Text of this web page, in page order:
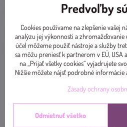
Skladom
Zobraziť
Predvoľby
Cookies používame na zlepšenie vašej
analýzu jej výkonnosti a
účel môžeme použiť nástroje a služby
sa môžu preniesť k partnerom v EÚ,
na „Prijať všetky cookies“ vyjadrujete
Nižšie môžete nájsť podrobné informácie
Zásady ochrany
Odmietnuť všetko